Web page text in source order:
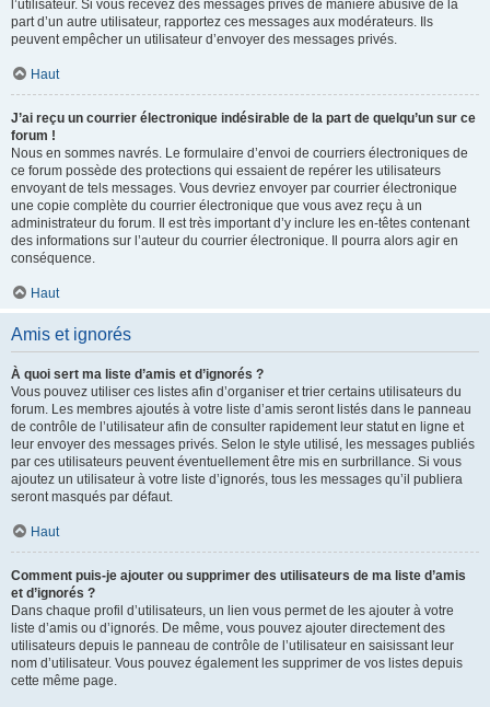
l’utilisateur. Si vous recevez des messages privés de manière abusive de la
part d’un autre utilisateur, rapportez ces messages aux modérateurs. Ils
peuvent empêcher un utilisateur d’envoyer des messages privés.
Haut
J’ai reçu un courrier électronique indésirable de la part de quelqu’un sur ce
forum !
Nous en sommes navrés. Le formulaire d’envoi de courriers électroniques de
ce forum possède des protections qui essaient de repérer les utilisateurs
envoyant de tels messages. Vous devriez envoyer par courrier électronique
une copie complète du courrier électronique que vous avez reçu à un
administrateur du forum. Il est très important d’y inclure les en-têtes contenant
des informations sur l’auteur du courrier électronique. Il pourra alors agir en
conséquence.
Haut
Amis et ignorés
À quoi sert ma liste d’amis et d’ignorés ?
Vous pouvez utiliser ces listes afin d’organiser et trier certains utilisateurs du
forum. Les membres ajoutés à votre liste d’amis seront listés dans le panneau
de contrôle de l’utilisateur afin de consulter rapidement leur statut en ligne et
leur envoyer des messages privés. Selon le style utilisé, les messages publiés
par ces utilisateurs peuvent éventuellement être mis en surbrillance. Si vous
ajoutez un utilisateur à votre liste d’ignorés, tous les messages qu’il publiera
seront masqués par défaut.
Haut
Comment puis-je ajouter ou supprimer des utilisateurs de ma liste d’amis
et d’ignorés ?
Dans chaque profil d’utilisateurs, un lien vous permet de les ajouter à votre
liste d’amis ou d’ignorés. De même, vous pouvez ajouter directement des
utilisateurs depuis le panneau de contrôle de l’utilisateur en saisissant leur
nom d’utilisateur. Vous pouvez également les supprimer de vos listes depuis
cette même page.